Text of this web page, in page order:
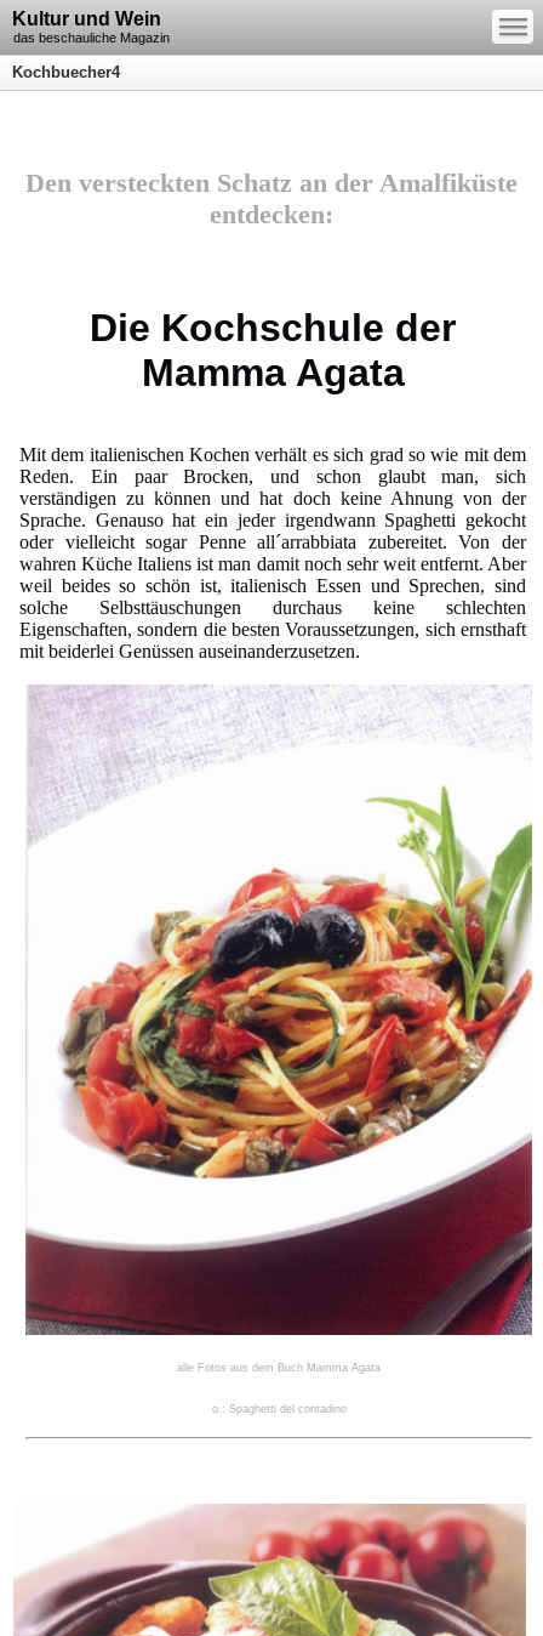
Kultur und Wein
das beschauliche Magazin
—
—
—
Kochbuecher4
Den versteckten Schatz an der Amalfiküste
entdecken:
Die Kochschule der
Mamma Agata
Mit dem italienischen Kochen verhält es sich grad so wie mit dem
Reden. Ein paar Brocken, und schon glaubt man, sich
verständigen zu können und hat doch keine Ahnung von der
Sprache. Genauso hat ein jeder irgendwann Spaghetti gekocht
oder vielleicht sogar Penne all´arrabbiata zubereitet. Von der
wahren Küche Italiens ist man damit noch sehr weit entfernt. Aber
weil beides so schön ist, italienisch Essen und Sprechen, sind
solche Selbsttäuschungen durchaus keine schlechten
Eigenschaften, sondern die besten Voraussetzungen, sich ernsthaft
mit beiderlei Genüssen auseinanderzusetzen.
alle Fotos aus dem Buch Mamma Agata
o.: Spaghetti del contadino